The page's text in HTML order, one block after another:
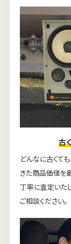
古
どんなに古くて
きた商品価値を
丁寧に査定いた
ご相談ください。